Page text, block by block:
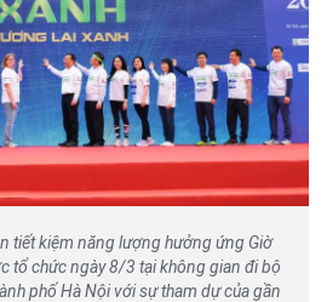
tiết kiệm năng lượng hưởng ứng Giờ
tổ chức ngày 8/3 tại không gian đi bộ
phố Hà Nội với sự tham dự của gần